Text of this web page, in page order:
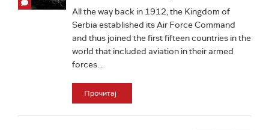
All the way back in 1912, the Kingdom of
Serbia established its Air Force Command
and thus joined the first fifteen countries in the
world that included aviation in their armed
forces...
Прочитај